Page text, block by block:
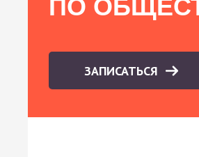
ПО
ЗАПИСАТЬСЯ